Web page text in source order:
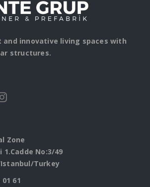
and innovative living spaces with
structures.
Zone
1.Cadde No:3/49
Istanbul/Turkey
61